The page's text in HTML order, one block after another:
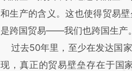
和生产的含义。这也使得贸易
是跨国贸易——我们也跨国生产。
过去50年里，至少在发达国
现，真正的贸易壁垒存在于国